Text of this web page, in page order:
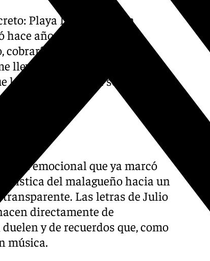
Playa Las Negras, en
años como posible
cobraría un significado tan
llevara a escribir esta canción.
la historia le diera sentido”,
emocional que ya marcó
artística del malagueño hacia un
transparente. Las letras de Julio
directamente de
y de recuerdos que, como
música.